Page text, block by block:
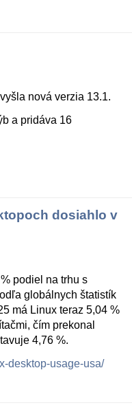
nová verzia 13.1.
a pridáva 16
dosiahlo v
podiel na trhu s
globálnych štatistík
má Linux teraz 5,04 %
čím prekonal
4,76 %.
desktop-usage-usa/